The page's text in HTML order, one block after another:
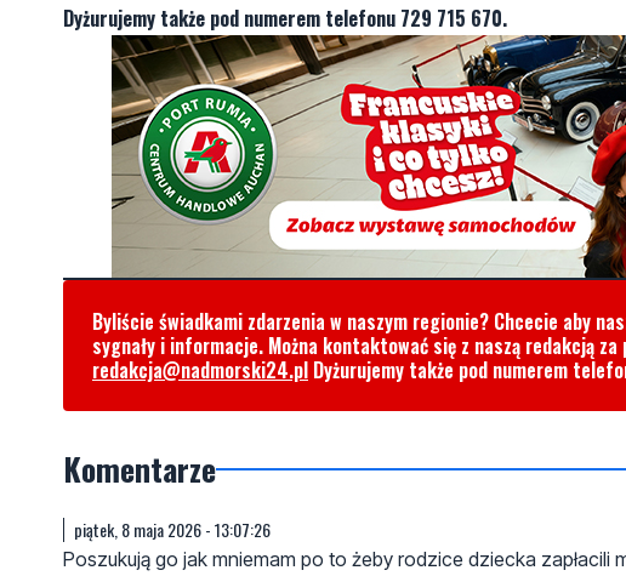
Dyżurujemy także pod numerem telefonu 729 715 670.
Byliście świadkami zdarzenia w naszym regionie? Chcecie aby
sygnały i informacje. Można kontaktować się z naszą redakcją
redakcja@nadmorski24.pl Dyżurujemy także pod numerem
Komentarze
piątek, 8 maja 2026 - 13:07:26
Poszukują go jak mniemam po to żeby rodzice dziecka zapłacili